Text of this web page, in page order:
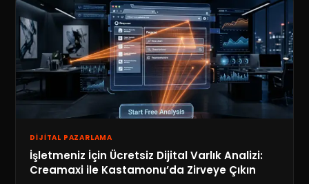
DIJITAL PAZARLAMA
İşletmeniz İçin Ücretsiz Dijital Varlık Analizi:
Creamaxi ile Kastamonu’da Zirveye Çıkın